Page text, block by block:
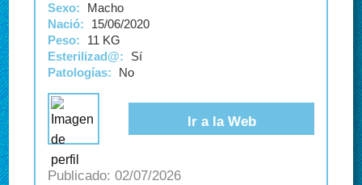
Sexo:
Macho
Nació:
15/06/2020
Peso:
11 KG
Esterilizad@:
Sí
Patologías:
No
Ir a la Web
02/07/2026